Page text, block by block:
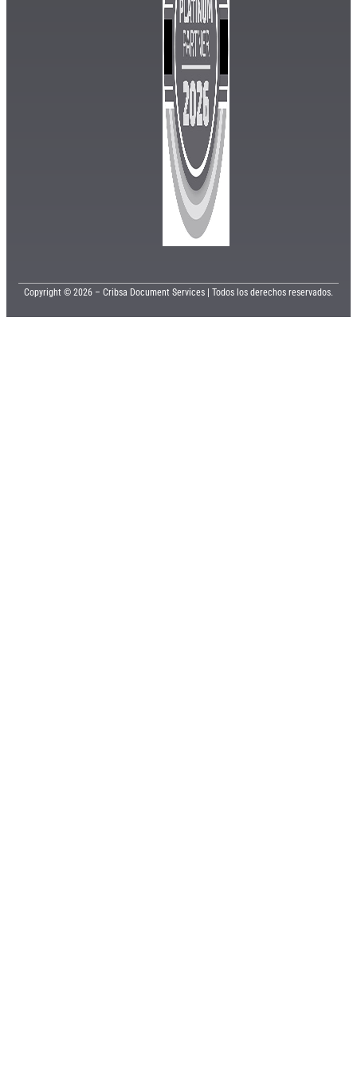
Copyright © 2026 – Cribsa Document Services | Todos los derechos reservados.